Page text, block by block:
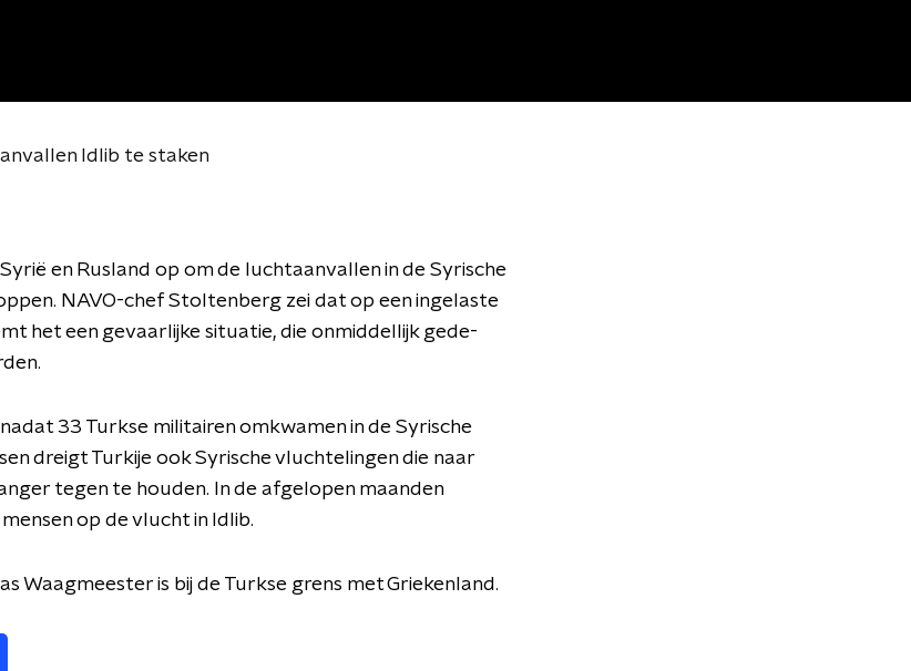
Idlib te staken
en Rusland op om de luchtaanvallen in de Syrische
NAVO-chef Stoltenberg zei dat op een ingelaste
het een gevaarlijke situatie, die onmiddellijk gede-
33 Turkse militairen omkwamen in de Syrische
dreigt Turkije ook Syrische vluchtelingen die naar
tegen te houden. In de afgelopen maanden
op de vlucht in Idlib.
Waagmeester is bij de Turkse grens met Griekenland.